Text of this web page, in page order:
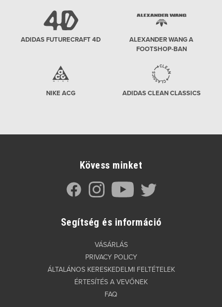
ADIDAS FUTURECRAFT 4D
ALEXANDER WANG A
FOOTSHOP-BAN
NIKE ACG ADIDAS CLEAN CLASSICS
Kövess minket
Segítség és információ
VÁSÁRLÁS
PRIVACY POLICY
ÁLTALÁNOS KERESKEDELMI FELTÉTELEK
ÉRTESÍTÉS A VEVŐNEK
FAQ